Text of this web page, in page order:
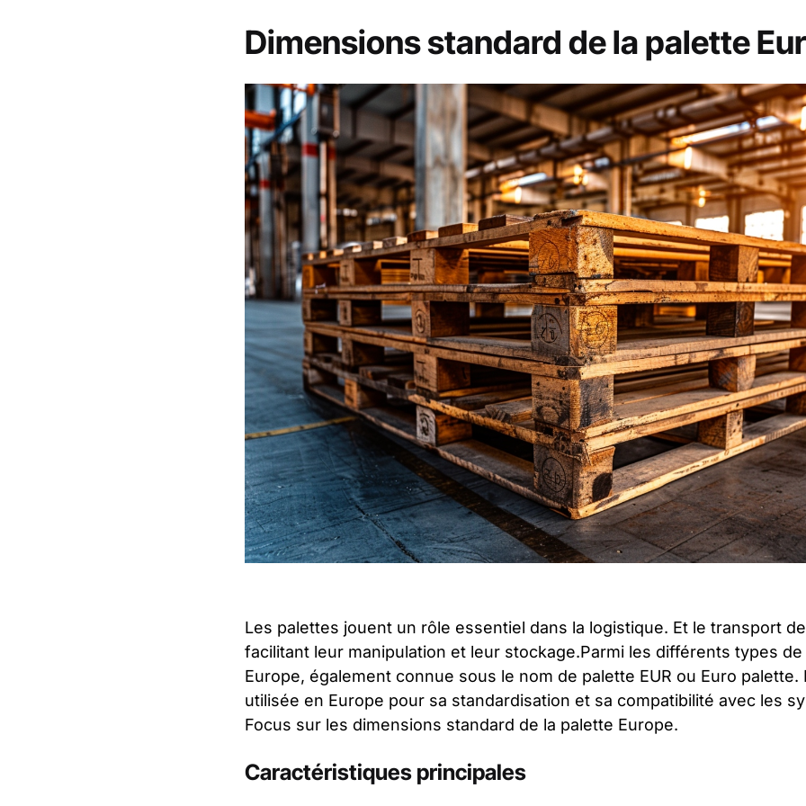
Dimensions standard de la palette
Les palettes jouent un rôle essentiel dans la logistique. Et le transport
facilitant leur manipulation et leur stockage.Parmi les différents types
Europe, également connue sous le nom de palette EUR ou Euro palette.
utilisée en Europe pour sa standardisation et sa compatibilité avec les
Focus sur les dimensions standard de la palette Europe.
Caractéristiques principales